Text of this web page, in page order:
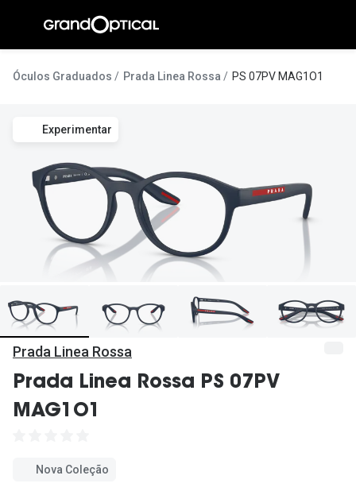
conteúdo
A
Pedro
Marta
Inês
Óculos Graduados Prada Linea Rossa PS 07PV MAG1O1
Experimentar
Prada Linea Rossa
Prada Linea Rossa PS 07PV
MAG1O1
Nova Coleção